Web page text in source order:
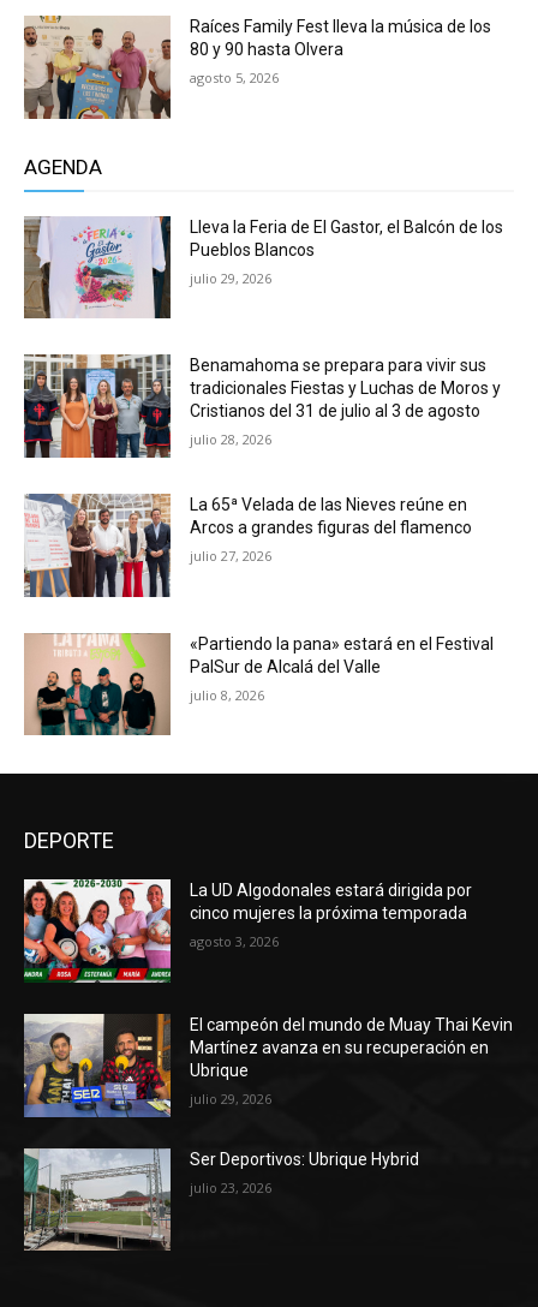
Raíces Family Fest lleva la música de los
80 y 90 hasta Olvera
agosto 5, 2026
AGENDA
Lleva la Feria de El Gastor, el Balcón de los
Pueblos Blancos
julio 29, 2026
Benamahoma se prepara para vivir sus
tradicionales Fiestas y Luchas de Moros y
Cristianos del 31 de julio al 3 de agosto
julio 28, 2026
La 65ª Velada de las Nieves reúne en
Arcos a grandes figuras del flamenco
julio 27, 2026
«Partiendo la pana» estará en el Festival
PalSur de Alcalá del Valle
julio 8, 2026
DEPORTE
La UD Algodonales estará dirigida por
cinco mujeres la próxima temporada
agosto 3, 2026
El campeón del mundo de Muay Thai Kevin
Martínez avanza en su recuperación en
Ubrique
julio 29, 2026
Ser Deportivos: Ubrique Hybrid
julio 23, 2026